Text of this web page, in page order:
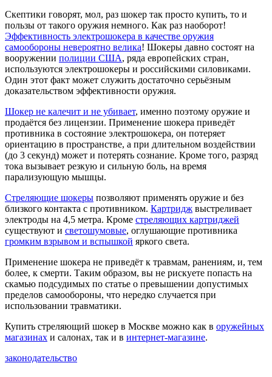
Скептики говорят, мол, раз шокер так просто купить, то и
пользы от такого оружия немного. Как раз наоборот!
Эффективность электрошокера в качестве оружия
самообороны невероятно велика! Шокеры давно состоят на
вооружении полиции США, ряда европейских стран,
используются электрошокеры и российскими силовиками.
Один этот факт может служить достаточно серьёзным
доказательством эффективности оружия.
Шокер не калечит и не убивает, именно поэтому оружие и
продаётся без лицензии. Применение шокера приведёт
противника в состояние электрошокера, он потеряет
ориентацию в пространстве, а при длительном воздействии
(до 3 секунд) может и потерять сознание. Кроме того, разряд
тока вызывает резкую и сильную боль, на время
парализующую мышцы.
Стреляющие шокеры позволяют применять оружие и без
близкого контакта с противником. Картридж выстреливает
электроды на 4,5 метра. Кроме стреляющих картриджей
существуют и светошумовые, оглушающие противника
громким взрывом и вспышкой яркого света.
Применение шокера не приведёт к травмам, ранениям, и, тем
более, к смерти. Таким образом, вы не рискуете попасть на
скамью подсудимых по статье о превышении допустимых
пределов самообороны, что нередко случается при
использовании травматики.
Купить стреляющий шокер в Москве можно как в оружейных
магазинах и салонах, так и в интернет-магазине.
законодательство